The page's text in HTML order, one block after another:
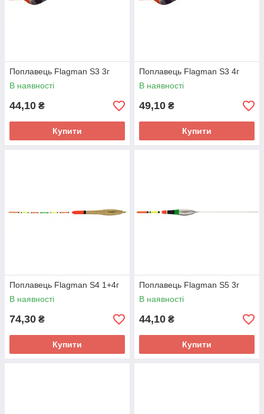
Поплавець Flagman S3 3г
В наявності
44,10 ₴
Купити
Поплавець Flagman S3 4г
В наявності
49,10 ₴
Купити
Поплавець Flagman S4 1+4г
В наявності
74,30 ₴
Купити
Поплавець Flagman S5 3г
В наявності
44,10 ₴
Купити